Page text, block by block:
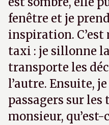
fenêtre et je
inspiration. C’est
taxi : je sillonne
transporte les
l’autre. Ensuite,
passagers sur
monsieur,